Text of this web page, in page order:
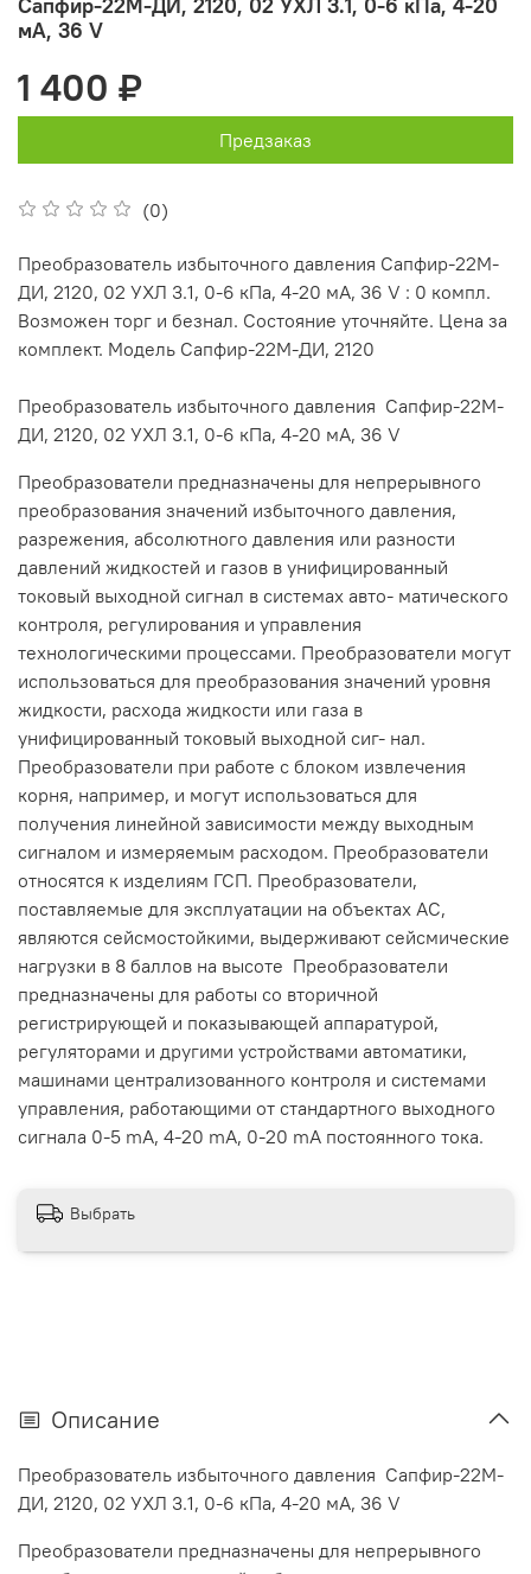
мА, 36 V
(0)
1 400 ₽
Предзаказ
Преобразователь избыточного давления Сапфир-22М-
ДИ, 2120, 02 УХЛ 3.1, 0-6 кПа, 4-20 мА, 36 V : 0 компл.
Возможен торг и безнал. Состояние уточняйте. Цена за
комплект. Модель Сапфир-22М-ДИ, 2120
Преобразователь избыточного давления Сапфир-22М-
ДИ, 2120, 02 УХЛ 3.1, 0-6 кПа, 4-20 мА, 36 V
Преобразователи предназначены для непрерывного
преобразования значений избыточного давления,
разрежения, абсолютного давления или разности
давлений жидкостей и газов в унифицированный
токовый выходной сигнал в системах авто- матического
контроля, регулирования и управления
технологическими процессами. Преобразователи могут
использоваться для преобразования значений уровня
жидкости, расхода жидкости или газа в
унифицированный токовый выходной сиг- нал.
Преобразователи при работе с блоком извлечения
корня, например, и могут использоваться для
получения линейной зависимости между выходным
сигналом и измеряемым расходом. Преобразователи
относятся к изделиям ГСП. Преобразователи,
поставляемые для эксплуатации на объектах АС,
являются сейсмостойкими, выдерживают сейсмические
нагрузки в 8 баллов на высоте Преобразователи
предназначены для работы со вторичной
регистрирующей и показывающей аппаратурой,
регуляторами и другими устройствами автоматики,
машинами централизованного контроля и системами
управления, работающими от стандартного выходного
сигнала 0-5 mA, 4-20 mA, 0-20 mA постоянного тока.
Выбрать
Описание
Преобразователь избыточного давления Сапфир-22М-
ДИ, 2120, 02 УХЛ 3.1, 0-6 кПа, 4-20 мА, 36 V
Преобразователи предназначены для непрерывного